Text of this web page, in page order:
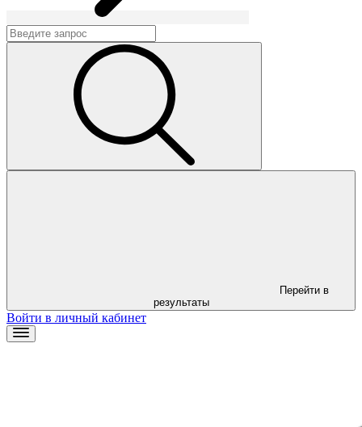
результаты
Войти в личный кабинет